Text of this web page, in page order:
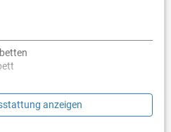
anzeigen